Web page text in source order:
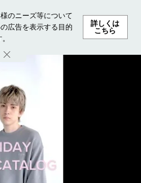
のニーズ等について
広告を表示する目的
詳しくは
こちら
ング ファッション ビューテ